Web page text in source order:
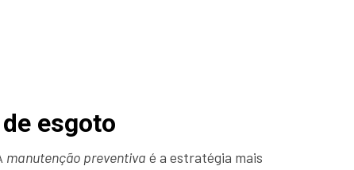
esgoto
manutenção preventiva é a estratégia mais